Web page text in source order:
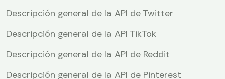
Descripción general de la API de Twitter
Descripción general de la API TikTok
Descripción general de la API de Reddit
Descripción general de la API de Pinterest